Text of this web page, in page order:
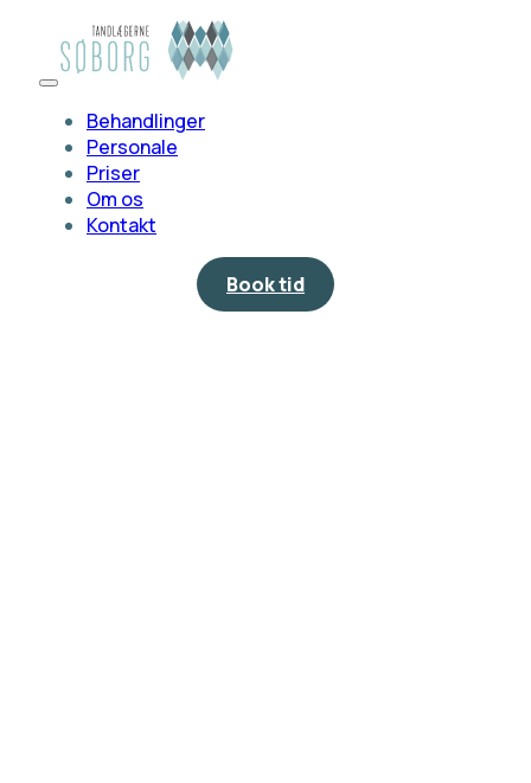
Behandlinger
Personale
Priser
Om os
Kontakt
Book tid